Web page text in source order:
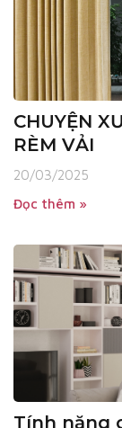
CHUYỆN
RÈM VẢI
20/03/2025
Đọc thêm »
Tính năng